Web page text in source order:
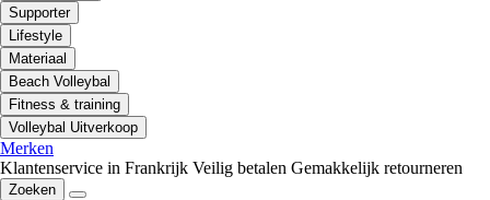
Supporter
Lifestyle
Materiaal
Beach Volleybal
Fitness & training
Volleybal Uitverkoop
Merken
Klantenservice in Frankrijk Veilig betalen Gemakkelijk retourneren
Zoeken